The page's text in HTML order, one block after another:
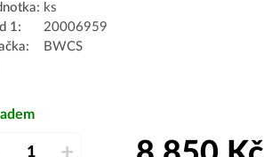
ks
1:
20006959
BWCS
+